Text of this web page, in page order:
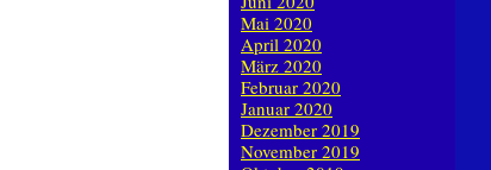
Mai 2020
April 2020
März 2020
Februar 2020
Januar 2020
Dezember 2019
November 2019